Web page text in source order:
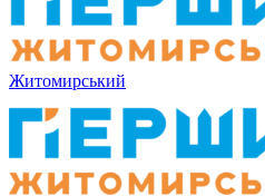
Житомирський